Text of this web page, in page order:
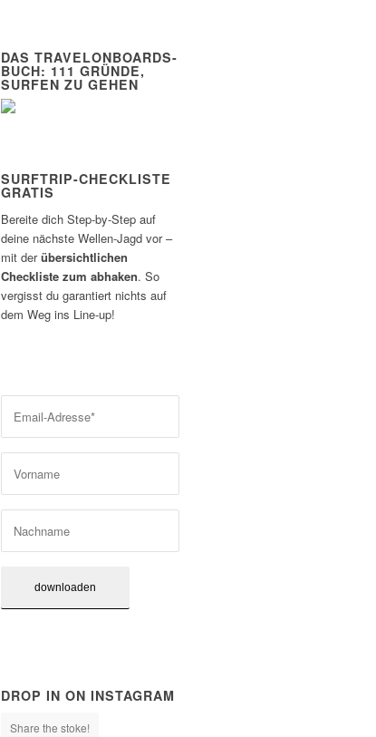
DAS TRAVELONBOARDS-
BUCH: 111 GRÜNDE,
SURFEN ZU GEHEN
SURFTRIP-CHECKLISTE
GRATIS
Bereite dich Step-by-Step auf
deine nächste Wellen-Jagd vor –
mit derübersichtlichen
Checkliste zum abhaken. So
vergisst du garantiert nichts auf
dem Weg ins Line-up!
DROP IN ON INSTAGRAM
Share the stoke!